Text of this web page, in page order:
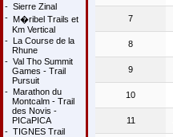
- Sierre Zinal
- M�ribel Trails et
Km Vertical
- La Course de la
Rhune
- Val Tho Summit
Games - Trail
Pursuit
- Marathon du
Montcalm - Trail
des Novis -
PICaPICA
- TIGNES Trail
7
8
9
10
11